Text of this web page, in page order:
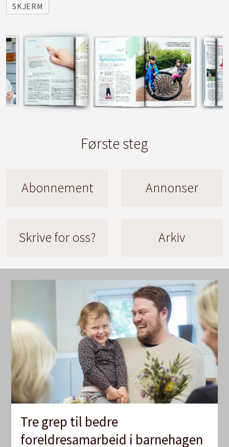
SKJERM
Første steg
Abonnement Annonser
Skrive for oss? Arkiv
Tre grep til bedre
foreldresamarbeid i barnehagen